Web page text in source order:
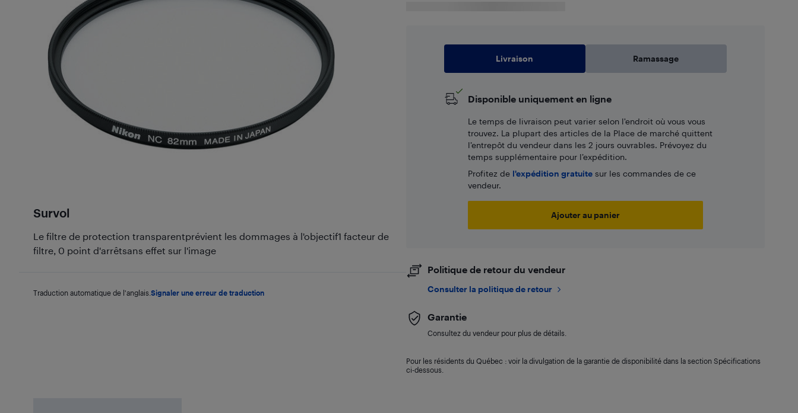
Survol
Le filtre de protection transparentprévient les dommages à l'objectif1 facteur de
filtre, 0 point d'arrêtsans effet sur l'image
Traduction automatique de l'anglais. Signaler une erreur de traduction
Livraison Ramassage
Disponible uniquement en ligne
Le temps de livraison peut varier selon l'endroit où vous vous
trouvez. La plupart des articles de la Place de marché quittent
l’entrepôt du vendeur dans les 2 jours ouvrables. Prévoyez du
temps supplémentaire pour l’expédition.
Profitez de l'expédition gratuitesur les commandes de ce
vendeur.
Ajouter au panier
Politique de retour du vendeur
Consulter la politique de retour
Garantie
Consultez du vendeur pour plus de détails.
Pour les résidents du Québec : voir la divulgation de la garantie de disponibilité dans la section Spécifications
ci-dessous.